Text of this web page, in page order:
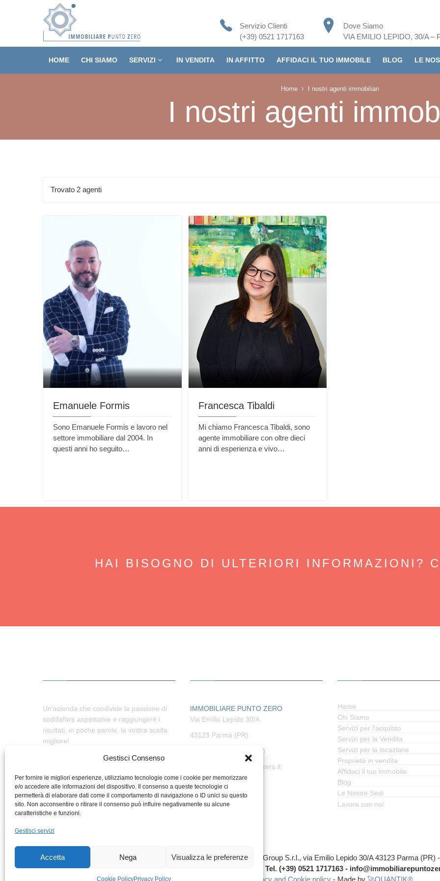
Gestisci Consenso
Per fornire le migliori esperienze, utilizziamo tecnologie come i cookie per memorizzare
e/o accedere alle informazioni del dispositivo. Il consenso a queste tecnologie ci
permetterà di elaborare dati come il comportamento di navigazione o ID unici su questo
sito. Non acconsentire o ritirare il consenso può influire negativamente su alcune
caratteristiche e funzioni.
Gestisci servizi
Accetta Nega Visualizza le preferenze
Cookie PolicyPrivacy Policy
Servizio Clienti
(+39) 0521 1717163
Dove Siamo
VIA EMILIO LEPIDO, 30/A –
HOME CHI SIAMO SERVIZI IN VENDITA IN AFFITTO AFFIDACI IL TUO IMMOBILE BLOG LE
Home I nostri agenti immobiliari
I nostri agenti
Trovato 2 agenti
Emanuele Formis
Sono Emanuele Formis e lavoro nel
settore immobiliare dal 2004. In
questi anni ho seguito…
Francesca Tibaldi
Mi chiamo Francesca Tibaldi, sono
agente immobiliare con oltre dieci
anni di esperienza e vivo…
HAI BISOGNO DI ULTERIORI INFORMAZIONI?
Un’azienda che condivide la passione di
soddisfare aspettative e raggiungere i
risultati, in poche parole, la vostra scelta
migliore!
IMMOBILIARE PUNTO ZERO
Via Emilio Lepido 30/A
43123 Parma (PR)
tel. (+39) 0521 1717163
info@immobiliarepuntozero.it
Home
Chi Siamo
Servizi per l’acquisto
Servizi per la Vendita
Servizi per la locazione
Proprietà in vendita
Affidaci il tuo immobile
Blog
Le Nostre Sedi
Lavora con noi
Copyright © 2023 Immobiliare Punto Zero - Athena Group S.r.l., via Emilio Lepido 30/A 43123 Parma
Servizio clienti : Tel. (+39) 0521 1717163 -
Privacy and Cookie policy - Made by 🚀QUANTIK®